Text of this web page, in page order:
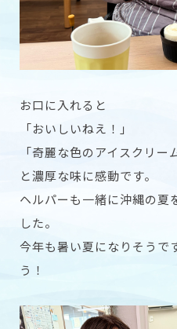
お口に入れると
「おいしいねえ！」
「奇麗な色のアイスクリー
と濃厚な味に感動です。
ヘルパーも一緒に沖縄の夏
した。
今年も暑い夏になりそうで
う！